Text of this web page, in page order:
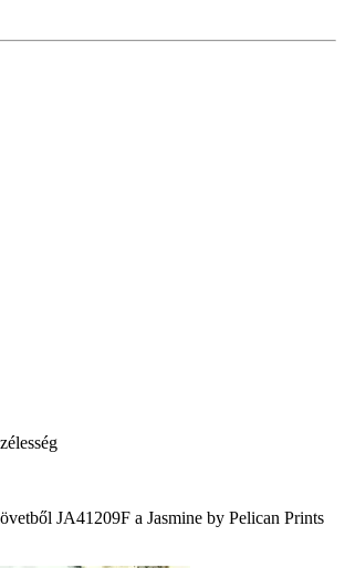
JA41209F a Jasmine by Pelican Prints